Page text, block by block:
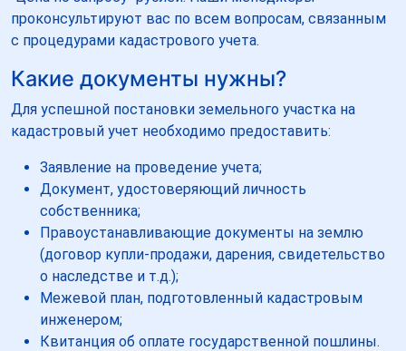
проконсультируют вас по всем вопросам, связанным
с процедурами кадастрового учета.
Какие документы нужны?
Для успешной постановки земельного участка на
кадастровый учет необходимо предоставить:
Заявление на проведение учета;
Документ, удостоверяющий личность
собственника;
Правоустанавливающие документы на землю
(договор купли-продажи, дарения, свидетельство
о наследстве и т.д.);
Межевой план, подготовленный кадастровым
инженером;
Квитанция об оплате государственной пошлины.